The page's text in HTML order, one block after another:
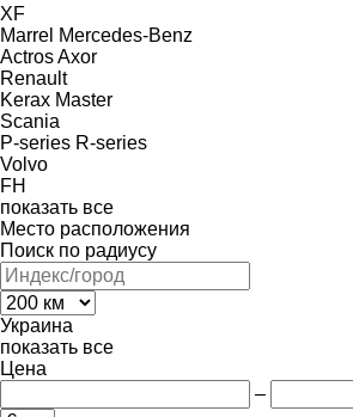
XF
Marrel Mercedes-Benz
ActrosAxor
Renault
Kerax Master
Scania
P-series R-series
Volvo
FH
показать все
Место расположения
Поиск по радиусу
Украина
показать все
Цена
–